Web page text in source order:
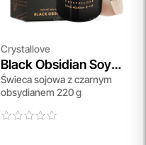
Crystallove
Black Obsidian Soy
Candle & Oud
Świeca sojowa z czarnym
obsydianem 220 g